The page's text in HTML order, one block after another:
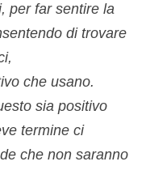
per far sentire la
di trovare
che usano.
sia positivo
termine ci
che non saranno